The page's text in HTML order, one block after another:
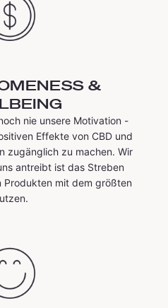
&
nie unsere Motivation -
Effekte von CBD und
zugänglich zu machen. Wir
antreibt ist das Streben
Produkten mit dem größten